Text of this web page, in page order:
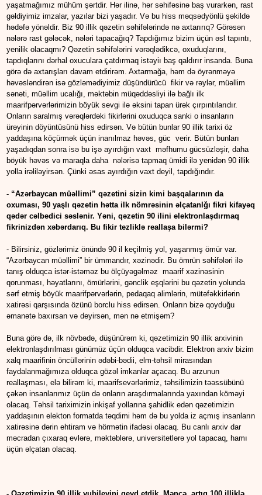
yaşatmağımız mühüm şərtdir. Hər ilinə, hər səhifəsinə baş vurarkən, rast
gəldiyimiz imzalar, yazılar bizi yaşadır. Və bu hiss məqsədyönlü şəkildə
hədəfə yönəldir. Biz 90 illik qəzetin səhifələrində nə axtarırıq? Görəsən
nələrə rast gələcək, nələri tapacağıq? Tapdığımız bizim üçün əsl tapıntı,
yenilik olacaqmı? Qəzetin səhifələrini vərəqlədikcə, oxuduqlarını,
tapdıqlarını dərhal oxuculara çatdırmaq istəyiı baş qaldırır insanda. Buna
görə də axtarışları davam etdirirəm. Axtarmağa, həm də öyrənməyə
həvəsləndirən isə gözləmədiyimiz düşündürücü fikir və rəylər, müəllim
sənəti, müəllim ucalığı, məktəbin müqəddəsliyi ilə bağlı ilk
maarifpərvərlərimizin böyük sevgi ilə əksini tapan ürək çırpıntılarıdır.
Onların saralmış vərəqlərdəki fikirlərini oxuduqca sanki o insanların
ürəyinin döyüntüsünü hiss edirsən. Və bütün bunlar 90 illik tarixi öz
yaddaşına köçürmək üçün inanılmaz həvəs, güc verir. Bütün bunları
yaşadıqdan sonra isə bu işə ayırdığın vaxt məfhumu gücsüzləşir, daha
böyük həvəs və maraqla daha nələrisə tapmaq ümidi ilə yenidən 90 illik
yolla irəliləyirsən. Çünki əsas ayırdığın vaxt deyil, tapdığındır.
- “Azərbaycan müəllimi” qəzetini sizin kimi başqalarının da
oxuması, 90 yaşlı qəzetin hətta ilk nömrəsinin əlçatanlğı fikri kifayəq
qədər cəlbedici səslənir. Yəni, qəzetin 90 ilini elektronlaşdırmaq
fikrinizdən xəbərdarıq. Bu fikir tezliklə reallaşa bilərmi?
- Bilirsiniz, gözlərimiz önündə 90 il keçilmiş yol, yaşanmış ömür var.
“Azərbaycan müəllimi” bir ümmandır, xəzinədir. Bu ömrün səhifələri ilə
tanış olduqca istər-istəməz bu ölçüyəgəlməz maarif xəzinəsinin
qorunması, həyatlarını, ömürlərini, gənclik eşqlərini bu qəzetin yolunda
sərf etmiş böyük maarifpərvərlərin, pedaqaq alimlərin, mütəfəkkirlərin
xatirəsi qarşısında özünü borclu hiss edirsən. Onların bizə qoyduğu
əmanətə baxırsan və deyirsən, mən nə etmişəm?
Buna görə də, ilk növbədə, düşünürəm ki, qəzetimizin 90 illik arxivinin
elektronlaşdırılması günümüz üçün olduqca vacibdir. Elektron arxiv bizim
xalq maarifinin öncüllərinin ədəbi-bədii, elm-təhsil mirasından
faydalanmağımıza olduqca gözəl imkanlar açacaq. Bu arzunun
reallaşması, elə bilirəm ki, maarifsevərlərimiz, təhsilimizin təəssübünü
çəkən insanlarımız üçün də onların araşdırmalarında yaxından köməyi
olacaq. Təhsil tariximizin inkişaf yollarına şahidlik edən qəzetimizin
yaddaşının elekton formatda təqdimi həm də bu yolda iz açmış insanların
xatirəsinə dərin ehtiram və hörmətin ifadəsi olacaq. Bu canlı arxiv dar
məcradan çıxaraq evlərə, məktəblərə, universitetlərə yol tapacaq, hamı
üçün əlçatan olacaq.